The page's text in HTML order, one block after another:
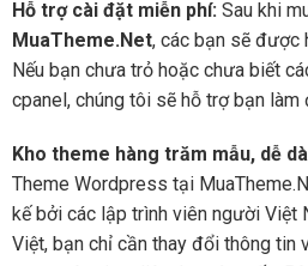
Hỗ trợ cài đặt miễn phí: Sau khi
MuaTheme.Net, các bạn sẽ được
Nếu bạn chưa trỏ hoặc chưa biết
cpanel, chúng tôi sẽ hỗ trợ bạn làm
Kho theme hàng trăm mẫu, dễ
Theme Wordpress tại
kế bởi các lập trình viên người Việt
Việt, bạn chỉ cần thay đổi thông tin